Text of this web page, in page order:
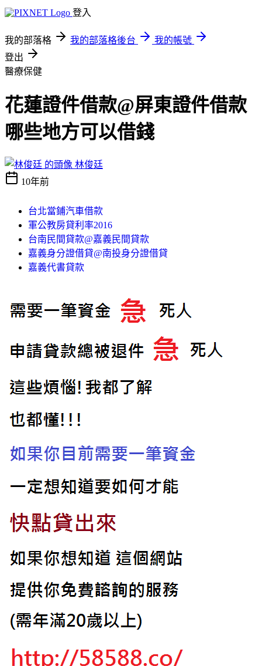
登入
我的部落格 我的部落格後台
我的帳號
登出
醫療保健
花蓮證件借款@屏東證件借款
哪些地方可以借錢
林俊廷
10年前
台北當鋪汽車借款
軍公教房貸利率2016
台南民間貸款@嘉義民間貸款
嘉義身分證借貸@南投身分證借貸
嘉義代書貸款